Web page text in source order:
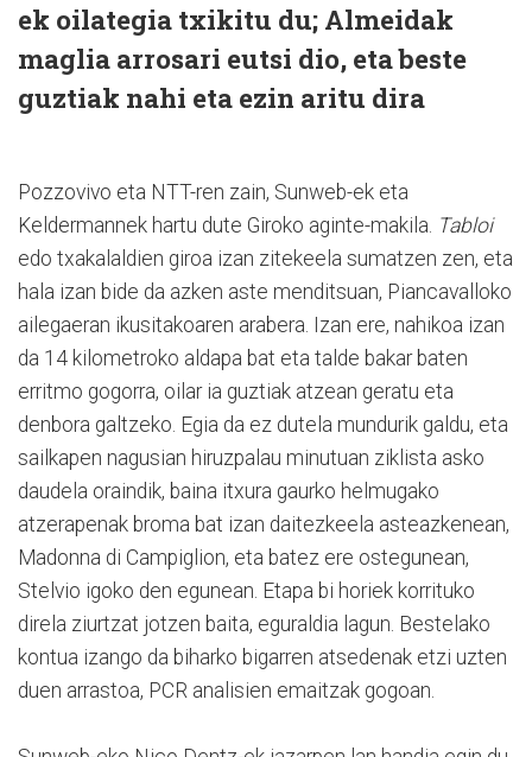
ek oilategia txikitu du; Almeidak
maglia arrosari eutsi dio, eta beste
guztiak nahi eta ezin aritu dira
Pozzovivo eta NTT-ren zain, Sunweb-ek eta
Keldermannek hartu dute Giroko aginte-makila. Tabloi
edo txakalaldien giroa izan zitekeela sumatzen zen, eta
hala izan bide da azken aste menditsuan, Piancavalloko
ailegaeran ikusitakoaren arabera. Izan ere, nahikoa izan
da 14 kilometroko aldapa bat eta talde bakar baten
erritmo gogorra, oilar ia guztiak atzean geratu eta
denbora galtzeko. Egia da ez dutela mundurik galdu, eta
sailkapen nagusian hiruzpalau minutuan ziklista asko
daudela oraindik, baina itxura gaurko helmugako
atzerapenak broma bat izan daitezkeela asteazkenean,
Madonna di Campiglion, eta batez ere ostegunean,
Stelvio igoko den egunean. Etapa bi horiek korrituko
direla ziurtzat jotzen baita, eguraldia lagun. Bestelako
kontua izango da biharko bigarren atsedenak etzi uzten
duen arrastoa, PCR analisien emaitzak gogoan.